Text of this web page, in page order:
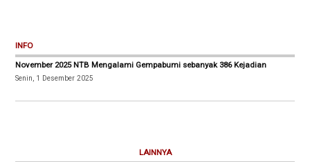
INFO
November 2025 NTB Mengalami Gempabumi sebanyak 386 Kejadian
Senin, 1 Desember 2025
LAINNYA